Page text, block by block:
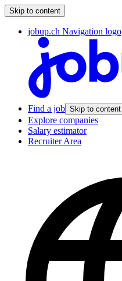
Skip to content
jobup.ch Navigation logo
Find a job Skip to content
Explore companies
Salary estimator
Recruiter Area